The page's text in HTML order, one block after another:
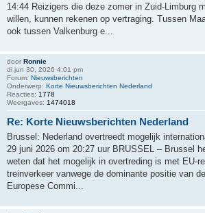
14:44 Reizigers die deze zomer in Zuid-Limburg
willen, kunnen rekenen op vertraging. Tussen
ook tussen Valkenburg e...
door Ronnie
di jun 30, 2026 4:01 pm
Forum: Nieuwsberichten
Onderwerp: Korte Nieuwsberichten Nederland
Reacties: 1778
Weergaves: 1474018
Re: Korte Nieuwsberichten Nederland
Brussel: Nederland overtreedt mogelijk
29 juni 2026 om 20:27 uur BRUSSEL – Brussel
weten dat het mogelijk in overtreding is met EU-
treinverkeer vanwege de dominante positie van
Europese Commi...